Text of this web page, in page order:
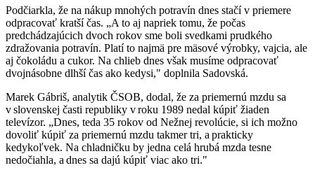
Podčiarkla, že na nákup mnohých potravín dnes stačí v priemere
odpracovať kratší čas. „A to aj napriek tomu, že počas
predchádzajúcich dvoch rokov sme boli svedkami prudkého
zdražovania potravín. Platí to najmä pre mäsové výrobky, vajcia, ale
aj čokoládu a cukor. Na chlieb dnes však musíme odpracovať
dvojnásobne dlhší čas ako kedysi," doplnila Sadovská.
Marek Gábriš, analytik ČSOB, dodal, že za priemernú mzdu sa
v slovenskej časti republiky v roku 1989 nedal kúpiť žiaden
televízor. „Dnes, teda 35 rokov od Nežnej revolúcie, si ich možno
dovoliť kúpiť za priemernú mzdu takmer tri, a prakticky
kedykoľvek. Na chladničku by jedna celá hrubá mzda tesne
nedočiahla, a dnes sa dajú kúpiť viac ako tri."